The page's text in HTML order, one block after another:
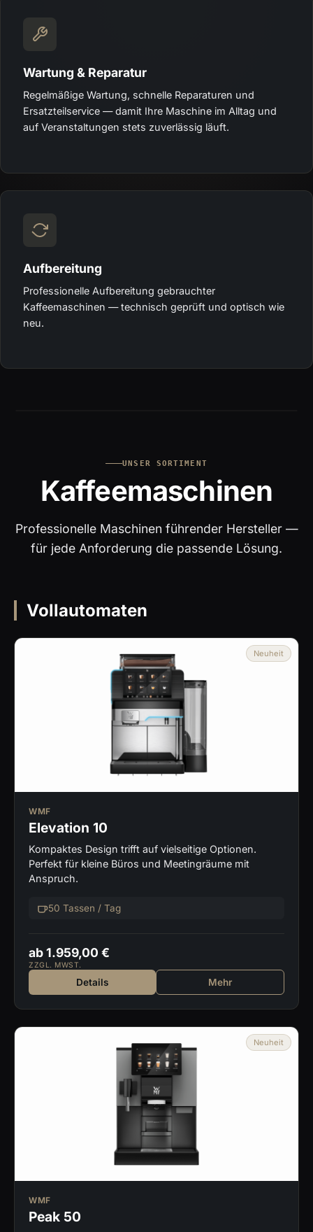
Wartung & Reparatur
Regelmäßige Wartung, schnelle Reparaturen und
Ersatzteilservice — damit Ihre Maschine im Alltag und
auf Veranstaltungen stets zuverlässig läuft.
Aufbereitung
Professionelle Aufbereitung gebrauchter
Kaffeemaschinen — technisch geprüft und optisch wie
neu.
UNSER SORTIMENT
Kaffeemaschinen
Professionelle Maschinen führender Hersteller —
für jede Anforderung die passende Lösung.
Vollautomaten
Neuheit
WMF
Elevation 10
Kompaktes Design trifft auf vielseitige Optionen.
Perfekt für kleine Büros und Meetingräume mit
Anspruch.
50 Tassen / Tag
ab 1.959,00 €
ZZGL. MWST.
Details Mehr
Neuheit
WMF
Peak 50